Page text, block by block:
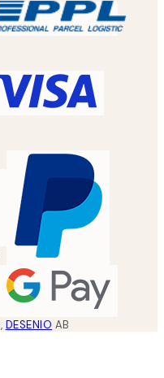
, DESENIO AB